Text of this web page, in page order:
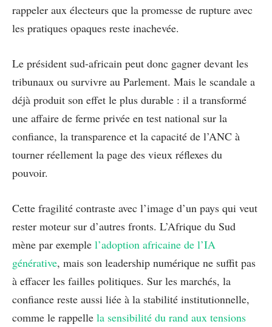
rappeler aux électeurs que la promesse de rupture avec
les pratiques opaques reste inachevée.
Le président sud-africain peut donc gagner devant les
tribunaux ou survivre au Parlement. Mais le scandale a
déjà produit son effet le plus durable : il a transformé
une affaire de ferme privée en test national sur la
confiance, la transparence et la capacité de l’ANC à
tourner réellement la page des vieux réflexes du
pouvoir.
Cette fragilité contraste avec l’image d’un pays qui veut
rester moteur sur d’autres fronts. L’Afrique du Sud
mène par exemple l’adoption africaine de l’IA
générative, mais son leadership numérique ne suffit pas
à effacer les failles politiques. Sur les marchés, la
confiance reste aussi liée à la stabilité institutionnelle,
comme le rappelle la sensibilité du rand aux tensions